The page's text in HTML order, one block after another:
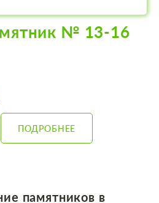
№ 13-16
ПОДРОБНЕЕ
памятников в